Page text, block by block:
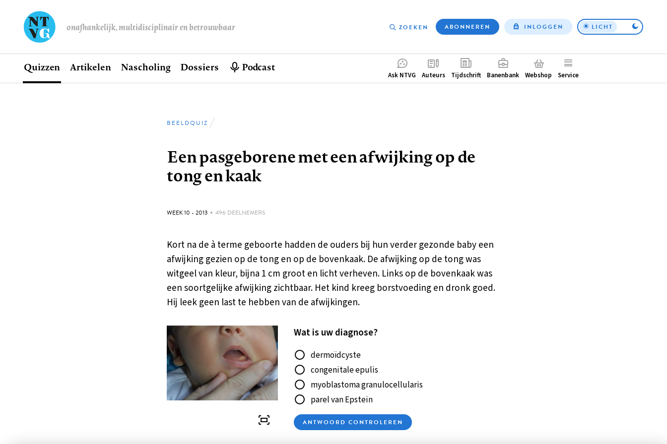
onafhankelijk, multidisciplinair en betrouwbaar
Top
ZOEKEN ABONNEREN INLOGGEN LICHT
Hoofdnavigatie
Home
Quizzen Artikelen Nascholing Dossiers Podcast
Complementair
Ask NTVG Auteurs Tijdschrift Banenbank Webshop Service
Kruimelpad
BEELDQUIZ
Een pasgeborene met een afwijking op de
tong en kaak
GEPUBLICEERD:
WEEK 10 - 2013 496 DEELNEMERS
Kort na de à terme geboorte hadden de ouders bij hun verder gezonde baby een
afwijking gezien op de tong en op de bovenkaak. De afwijking op de tong was
witgeel van kleur, bijna 1 cm groot en licht verheven. Links op de bovenkaak was
een soortgelijke afwijking zichtbaar. Het kind kreeg borstvoeding en dronk goed.
Hij leek geen last te hebben van de afwijkingen.
Wat is uw diagnose?
Antwoord
dermoïdcyste
congenitale epulis
myoblastoma granulocellularis
parel van Epstein
ANTWOORD CONTROLEREN